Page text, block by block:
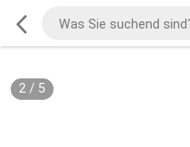
2/ 5